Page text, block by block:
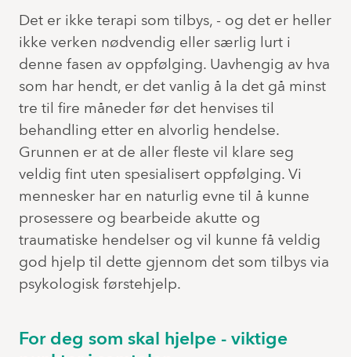
Det er ikke terapi som tilbys, - og det er heller
ikke verken nødvendig eller særlig lurt i
denne fasen av oppfølging. Uavhengig av hva
som har hendt, er det vanlig å la det gå minst
tre til fire måneder før det henvises til
behandling etter en alvorlig hendelse.
Grunnen er at de aller fleste vil klare seg
veldig fint uten spesialisert oppfølging. Vi
mennesker har en naturlig evne til å kunne
prosessere og bearbeide akutte og
traumatiske hendelser og vil kunne få veldig
god hjelp til dette gjennom det som tilbys via
psykologisk førstehjelp.
For deg som skal hjelpe - viktige